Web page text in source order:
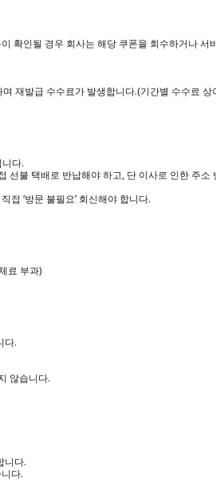
확인될 경우 회사는 해당 쿠폰을 회수하거나 서
재발급 수수료가 발생합니다.(기간별 수수료 상
다.
불 택배로 반납해야 하고, 단 이사로 인한 주소
‘방문 불필요’ 회신해야 합니다.
료 부과)
다.
않습니다.
니다.
다.